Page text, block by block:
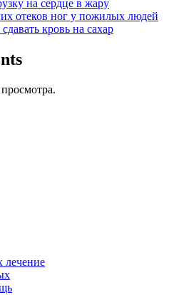
на сердце в жару
отеков ног у пожилых людей
кровь на сахар
лечение